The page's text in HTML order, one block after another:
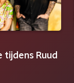
tijdens Ruud